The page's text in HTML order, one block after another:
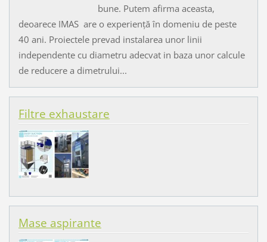
bune. Putem afirma aceasta,
deoarece IMAS are o experienţă în domeniu de peste
40 ani. Proiectele prevad instalarea unor linii
independente cu diametru adecvat in baza unor calcule
de reducere a dimetrului...
Filtre exhaustare
Mase aspirante